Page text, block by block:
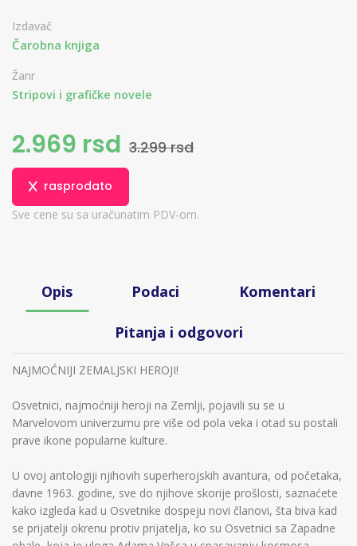
Izdavač
Čarobna knjiga
Žanr
Stripovi i grafičke novele
2.969 rsd 3.299 rsd
rasprodato
Sve cene su sa uračunatim PDV-om.
Opis Podaci Komentari
Pitanja i odgovori
NAJMOĆNIJI ZEMALJSKI HEROJI!
Osvetnici, najmoćniji heroji na Zemlji, pojavili su se u
Marvelovom univerzumu pre više od pola veka i otad su postali
prave ikone popularne kulture.
U ovoj antologiji njihovih superherojskih avantura, od početaka,
davne 1963. godine, sve do njihove skorije prošlosti, saznaćete
kako izgleda kad u Osvetnike dospeju novi članovi, šta biva kad
se prijatelji okrenu protiv prijatelja, ko su Osvetnici sa Zapadne